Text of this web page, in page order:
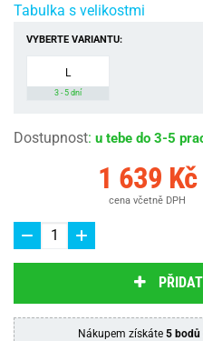
Tabulka s velikostmi
VYBERTE VARIANTU:
L
3 - 5 dní
Dostupnost: u tebe do 3-5
1 639 Kč
cena včetně DPH
Nákupem získáte 5 bodů